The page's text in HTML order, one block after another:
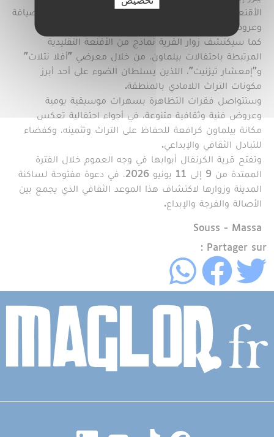
الأقنعة التنكرية والقصص المصورة، فضلا عن فضاء للضيافة
وعروض مسرح الكراكيز.
كما سيكتشف زوار القرية نماذج من الأقنعة التقليدية
المرتبطة باحتفالات بيلماون، من خلال معرضي "أفلا نتلات"
و"إمعشار تيزنيت"، اللذين يسلطان الضوء على أحد أبرز
مكونات التراث اللامادي بالمنطقة.
وستتواصل فقرات التظاهرة بسهرات موسيقية يومية
وعروض فنية وثقافية متنوعة، في أجواء احتفالية تعكس
مكانة بيلماون كرافعة للحفاظ على التراث وتثمينه، وكفضاء
للتبادل الثقافي والإبداعي.
وتفتح قرية الكرنفال أبوابها في وجه العموم خلال الفترة
الممتدة من 9 إلى 11 يونيو 2026، في دعوة مفتوحة لساكنة
المدينة وزوارها لاكتشاف هذا الموعد الثقافي الذي يجمع بين
الأصالة والفرجة والإبداع.
Région
Souss - Massa
Partager sur :